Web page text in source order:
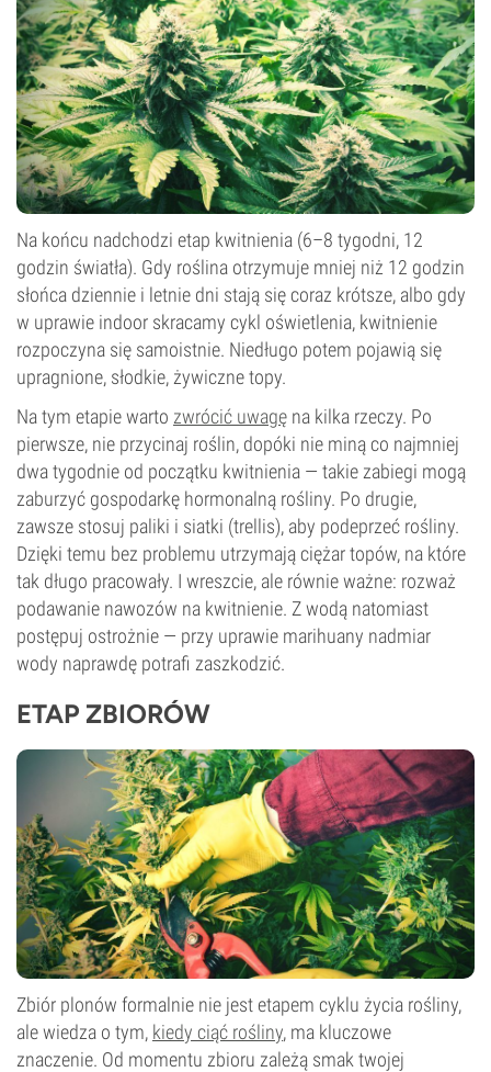
Na końcu nadchodzi etap kwitnienia (6–8 tygodni, 12
godzin światła). Gdy roślina otrzymuje mniej niż 12 godzin
słońca dziennie i letnie dni stają się coraz krótsze, albo gdy
w uprawie indoor skracamy cykl oświetlenia, kwitnienie
rozpoczyna się samoistnie. Niedługo potem pojawią się
upragnione, słodkie, żywiczne topy.
Na tym etapie warto zwrócić uwagę na kilka rzeczy. Po
pierwsze, nie przycinaj roślin, dopóki nie miną co najmniej
dwa tygodnie od początku kwitnienia — takie zabiegi mogą
zaburzyć gospodarkę hormonalną rośliny. Po drugie,
zawsze stosuj paliki i siatki (trellis), aby podeprzeć rośliny.
Dzięki temu bez problemu utrzymają ciężar topów, na które
tak długo pracowały. I wreszcie, ale równie ważne: rozważ
podawanie nawozów na kwitnienie. Z wodą natomiast
postępuj ostrożnie — przy uprawie marihuany nadmiar
wody naprawdę potrafi zaszkodzić.
ETAP ZBIORÓW
Zbiór plonów formalnie nie jest etapem cyklu życia rośliny,
ale wiedza o tym, kiedy ciąć rośliny, ma kluczowe
znaczenie. Od momentu zbioru zależą smak twojej